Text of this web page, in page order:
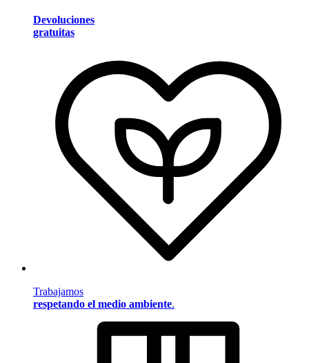
Devoluciones
gratuitas
Trabajamos
respetando el medio ambiente.